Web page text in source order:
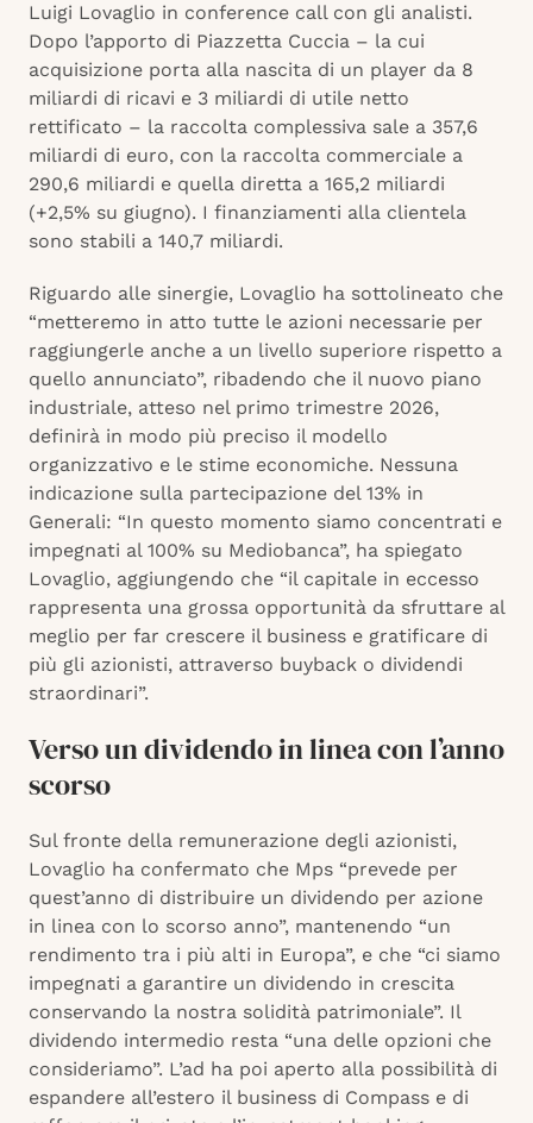
Luigi Lovaglio in conference call con gli analisti.
Dopo l’apporto di Piazzetta Cuccia – la cui
acquisizione porta alla nascita di un player da 8
miliardi di ricavi e 3 miliardi di utile netto
rettificato – la raccolta complessiva sale a 357,6
miliardi di euro, con la raccolta commerciale a
290,6 miliardi e quella diretta a 165,2 miliardi
(+2,5% su giugno). I finanziamenti alla clientela
sono stabili a 140,7 miliardi.
Riguardo alle sinergie, Lovaglio ha sottolineato che
“metteremo in atto tutte le azioni necessarie per
raggiungerle anche a un livello superiore rispetto a
quello annunciato”, ribadendo che il nuovo piano
industriale, atteso nel primo trimestre 2026,
definirà in modo più preciso il modello
organizzativo e le stime economiche. Nessuna
indicazione sulla partecipazione del 13% in
Generali: “In questo momento siamo concentrati e
impegnati al 100% su Mediobanca”, ha spiegato
Lovaglio, aggiungendo che “il capitale in eccesso
rappresenta una grossa opportunità da sfruttare al
meglio per far crescere il business e gratificare di
più gli azionisti, attraverso buyback o dividendi
straordinari”.
Verso un dividendo in linea con l’anno
scorso
Sul fronte della remunerazione degli azionisti,
Lovaglio ha confermato che Mps “prevede per
quest’anno di distribuire un dividendo per azione
in linea con lo scorso anno”, mantenendo “un
rendimento tra i più alti in Europa”, e che “ci siamo
impegnati a garantire un dividendo in crescita
conservando la nostra solidità patrimoniale”. Il
dividendo intermedio resta “una delle opzioni che
consideriamo”. L’ad ha poi aperto alla possibilità di
espandere all’estero il business di Compass e di